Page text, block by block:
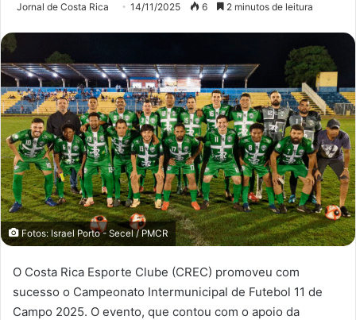
Jornal de Costa Rica 14/11/2025 6 2 minutos de leitura
Fotos: Israel Porto - Secel / PMCR
O Costa Rica Esporte Clube (CREC) promoveu com
sucesso o Campeonato Intermunicipal de Futebol 11 de
Campo 2025. O evento, que contou com o apoio da